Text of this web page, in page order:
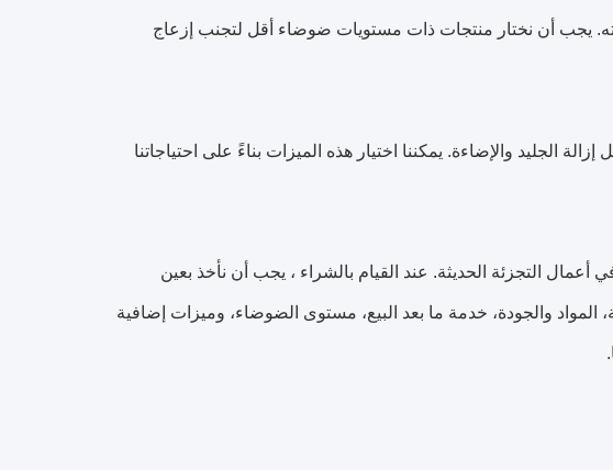
يجب أن نختار منتجات ذات مستويات ضوضاء أقل لتجنب إزعاج
الجليد والإضاءة. يمكننا اختيار هذه الميزات بناءً على احتياجاتنا
أعمال التجزئة الحديثة. عند القيام بالشراء ، يجب أن نأخذ بعين
المواد والجودة، خدمة ما بعد البيع، مستوى الضوضاء، وميزات إضافية